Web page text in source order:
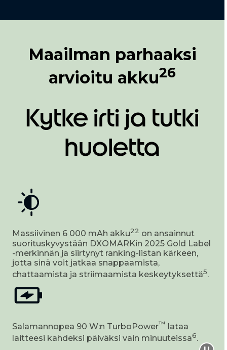
Maailman parhaaksi
arvioitu akku26
Kytke irti ja tutki
huoletta
Massiivinen 6 000 mAh akku22 on ansainnut
suorituskyvystään DXOMARKin 2025 Gold Label
-merkinnän ja siirtynyt ranking-listan kärkeen,
jotta sinä voit jatkaa snappaamista,
chattaamista ja striimaamista keskeytyksettä5.
Salamannopea 90 W:n TurboPower™
lataa
laitteesi kahdeksi päiväksi vain minuuteissa6.